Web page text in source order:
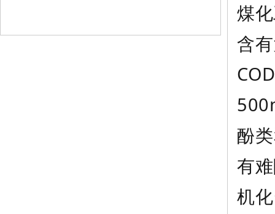
煤
含
酚
有
机